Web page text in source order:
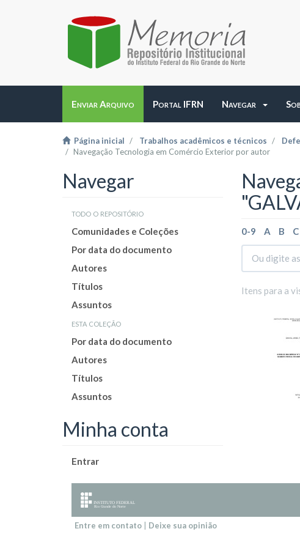
Enviar Arquivo Portal IFRN Navegar
Página inicial Trabalhos acadêmicos e técnicos
Navegação Tecnologia em Comércio Exterior por autor
Navegar
todo o repositório
Comunidades e Coleções
Por data do documento
Autores
Títulos
Assuntos
esta coleção
Por data do documento
Autores
Títulos
Assuntos
Minha conta
Entrar
0-9 A B C
Itens para a
Entre em contato Deixe sua opinião